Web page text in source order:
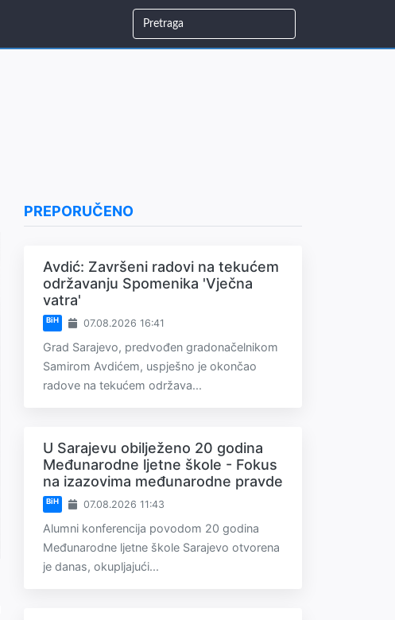
PREPORUČENO
Avdić: Završeni radovi na tekućem
održavanju Spomenika 'Vječna
vatra'
BiH 07.08.2026 16:41
Grad Sarajevo, predvođen gradonačelnikom
Samirom Avdićem, uspješno je okončao
radove na tekućem održava...
U Sarajevu obilježeno 20 godina
Međunarodne ljetne škole - Fokus
na izazovima međunarodne pravde
BiH 07.08.2026 11:43
Alumni konferencija povodom 20 godina
Međunarodne ljetne škole Sarajevo otvorena
je danas, okupljajući...